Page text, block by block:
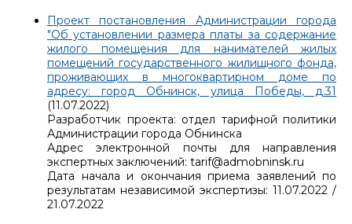
Проект постановления Администрации города
"Об установлении размера платы за содержание
жилого помещения для нанимателей жилых
помещений государственного жилищного фонда,
проживающих в многоквартирном доме по
адресу: город Обнинск, улица Победы, д.31
(11.07.2022)
Разработчик проекта: отдел тарифной политики
Администрации города Обнинска
Адрес электронной почты для направления
экспертных заключений: tarif@admobninsk.ru
Дата начала и окончания приема заявлений по
результатам независимой экспертизы: 11.07.2022 /
21.07.2022